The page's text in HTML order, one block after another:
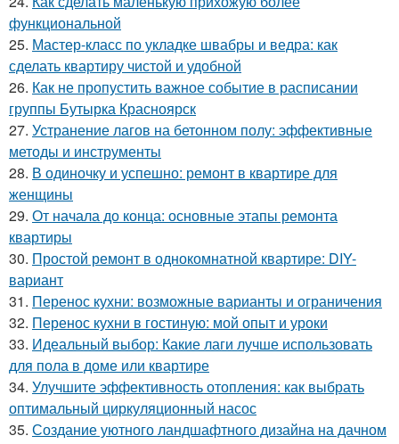
функциональной
25. Мастер-класс по укладке швабры и ведра: как
сделать квартиру чистой и удобной
26. Как не пропустить важное событие в расписании
группы Бутырка Красноярск
27. Устранение лагов на бетонном полу: эффективные
методы и инструменты
28. В одиночку и успешно: ремонт в квартире для
женщины
29. От начала до конца: основные этапы ремонта
квартиры
30. Простой ремонт в однокомнатной квартире: DIY-
вариант
31. Перенос кухни: возможные варианты и ограничения
32. Перенос кухни в гостиную: мой опыт и уроки
33. Идеальный выбор: Какие лаги лучше использовать
для пола в доме или квартире
34. Улучшите эффективность отопления: как выбрать
оптимальный циркуляционный насос
35. Создание уютного ландшафтного дизайна на дачном